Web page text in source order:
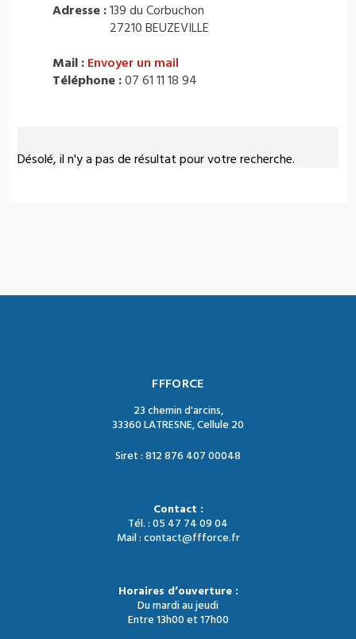
Désolé, il n'y a pas de résultat pour votre recherche.
Adresse :139 du Corbuchon
27210 BEUZEVILLE
Mail : Envoyer un mail
Téléphone :07 61 11 18 94
FFFORCE
23 chemin d'arcins,
33360 LATRESNE, Cellule 20
Siret : 812 876 407 00048
Contact :
Tél. : 05 47 74 09 04
Mail : contact@ffforce.fr
Horaires d’ouverture :
Du mardi au jeudi
Entre 13h00 et 17h00